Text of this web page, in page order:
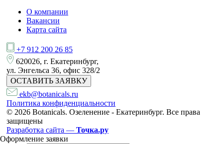
О компании
Вакансии
Карта сайта
+7 912 200 26 85
620026, г. Екатеринбург,
ул. Энгельса 36, офис 328/2
ОСТАВИТЬ ЗАЯВКУ
ekb@botanicals.ru
Политика конфиденциальности
© 2026 Botanicals. Озеленение - Екатеринбург. Все права
защищены
Разработка сайта — Точка.ру
Оформление заявки